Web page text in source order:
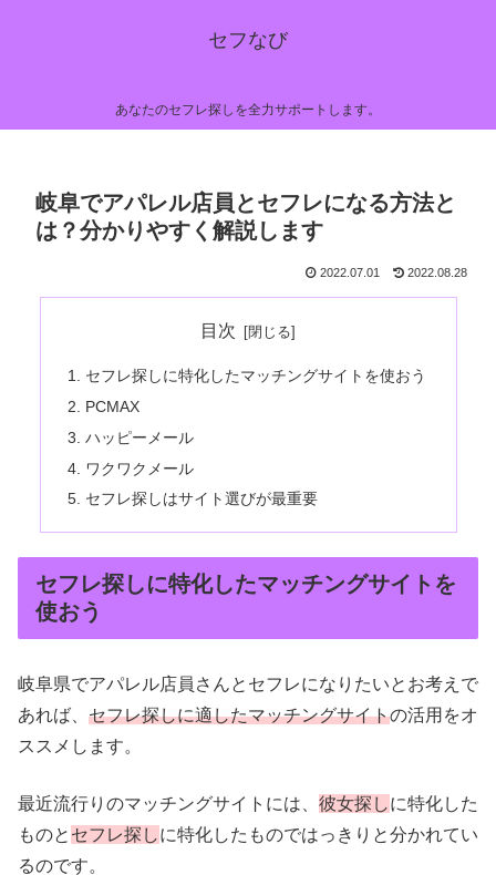
セフなび
あなたのセフレ探しを全力サポートします。
岐阜でアパレル店員とセフレになる方法と
は？分かりやすく解説します
2022.07.01 2022.08.28
目次
セフレ探しに特化したマッチングサイトを使おう
PCMAX
ハッピーメール
ワクワクメール
セフレ探しはサイト選びが最重要
セフレ探しに特化したマッチングサイトを
使おう
岐阜県でアパレル店員さんとセフレになりたいとお考えで
あれば、 セフレ探しに適したマッチングサイトの活用をオ
ススメします。
最近流行りのマッチングサイトには、 彼女探しに特化した
ものと セフレ探しに特化したものではっきりと分かれてい
るのです。